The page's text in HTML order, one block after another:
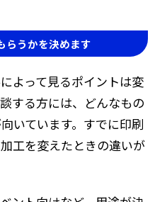
らうかを決めます
よって見るポイントは変
する方には、どんなもの
いています。すでに印刷
工を変えたときの違いが